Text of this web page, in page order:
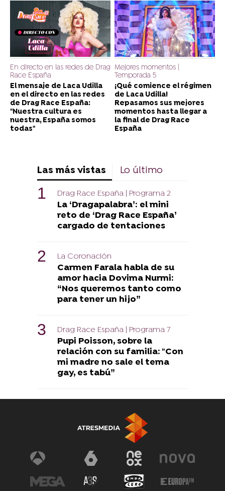
En directo en las redes de Drag
Race España
El mensaje de Laca Udilla
en el directo en las redes
de Drag Race España:
"Nuestra cultura es
nuestra, España somos
todas"
Mejores momentos |
Temporada 5
¡Qué comience el régimen
de Laca Udilla!
Repasamos sus mejores
momentos hasta llegar a
la final de Drag Race
España
Las más vistas Lo último
Drag Race España | Programa 2
La ‘Dragapalabra’: el mini
reto de ‘Drag Race España’
cargado de tentaciones
La Coronación
Carmen Farala habla de su
amor hacia Dovima Nurmi:
“Nos queremos tanto como
para tener un hijo”
Drag Race España | Programa 7
Pupi Poisson, sobre la
relación con su familia: "Con
mi madre no sale el tema
gay, es tabú”